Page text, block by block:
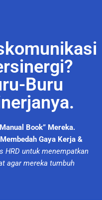
Buru
Book” Mereka.
Gaya Kerja &
HRD untuk menempatkan
agar mereka tumbuh